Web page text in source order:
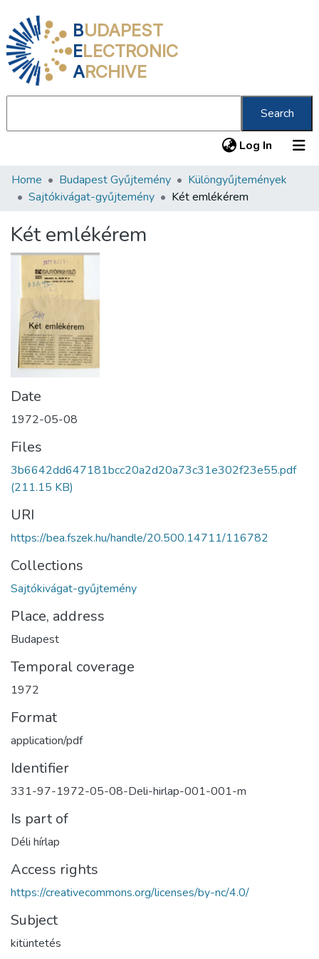
BUDAPEST
ELECTRONIC
ARCHIVE
Search
Log In (current)
Communities & Collections
Statistics
About us
Home Budapest Gyűjtemény
Különgyűjtemények
Sajtókivágat-gyűjtemény
Két emlékérem
Két emlékérem
Date
1972-05-08
Files
3b6642dd647181bcc20a2d20a73c31e302f23e55.pdf
(211.15 KB)
URI
https://bea.fszek.hu/handle/20.500.14711/116782
Collections
Sajtókivágat-gyűjtemény
Place, address
Budapest
Temporal coverage
1972
Format
application/pdf
Identifier
331-97-1972-05-08-Deli-hirlap-001-001-m
Is part of
Déli hírlap
Access rights
https://creativecommons.org/licenses/by-nc/4.0/
Subject
kitüntetés